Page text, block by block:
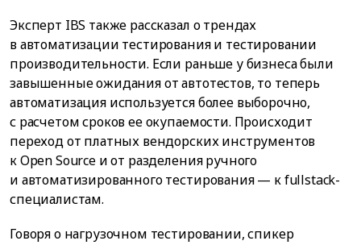
Эксперт IBS также рассказал о трендах
в автоматизации тестирования и тестировании
производительности. Если раньше у бизнеса были
завышенные ожидания от автотестов, то теперь
автоматизация используется более выборочно,
с расчетом сроков ее окупаемости. Происходит
переход от платных вендорских инструментов
к Open Source и от разделения ручного
и автоматизированного тестирования — к fullstack-
специалистам.
Говоря о нагрузочном тестировании, спикер